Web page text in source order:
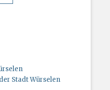
Stadt Würselen